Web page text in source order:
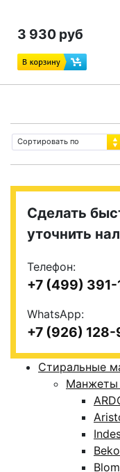
3 930 руб
Сортировать по
Сделать
уточнить
Телефон:
+7 (499)
WhatsApp:
+7 (926)
Стиральные
Манжеты
Beko